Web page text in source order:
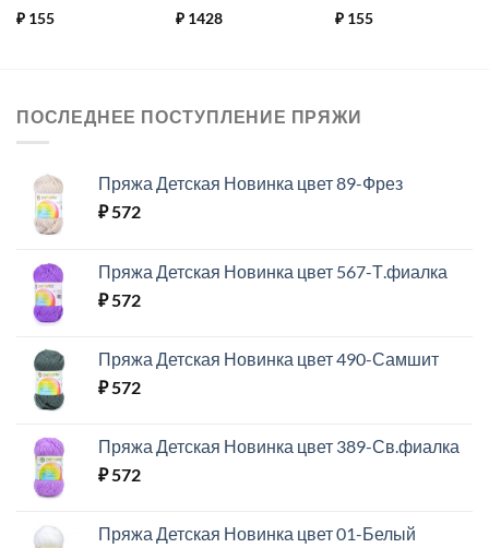
₽155 ₽1428 ₽155
ПОСЛЕДНЕЕ ПОСТУПЛЕНИЕ ПРЯЖИ
Пряжа Детская Новинка цвет 89-Фрез
₽572
Пряжа Детская Новинка цвет 567-Т.фиалка
₽572
Пряжа Детская Новинка цвет 490-Самшит
₽572
Пряжа Детская Новинка цвет 389-Св.фиалка
₽572
Пряжа Детская Новинка цвет 01-Белый